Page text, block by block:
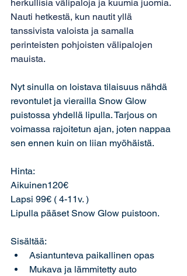
herkullisia välipaloja ja kuumia juomia.
Nauti hetkestä, kun nautit yllä
tanssivista valoista ja samalla
perinteisten pohjoisten välipalojen
mauista.
Nyt sinulla on loistava tilaisuus nähdä
revontulet ja vierailla Snow Glow
puistossa yhdellä lipulla. Tarjous on
voimassa rajoitetun ajan, joten nappaa
sen ennen kuin on liian myöhäistä.
Hinta:
Aikuinen120€
Lapsi 99€ ( 4-11v. )
Lipulla pääset Snow Glow puistoon.
Sisältää:
Asiantunteva paikallinen opas
Mukava ja lämmitetty auto